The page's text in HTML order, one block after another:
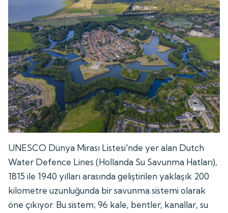
UNESCO Dünya Mirası Listesi'nde yer alan Dutch
Water Defence Lines (Hollanda Su Savunma Hatları),
1815 ile 1940 yılları arasında geliştirilen yaklaşık 200
kilometre uzunluğunda bir savunma sistemi olarak
öne çıkıyor. Bu sistem; 96 kale, bentler, kanallar, su